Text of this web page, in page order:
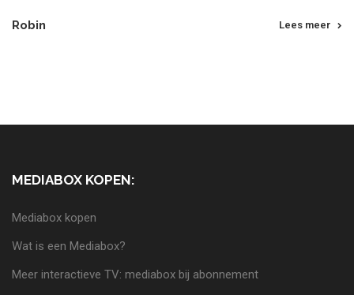
Robin Lees meer
MEDIABOX KOPEN:
Mediabox kopen
Wat is een Mediabox?
Meer interactieve TV: mediabox bij abonnement